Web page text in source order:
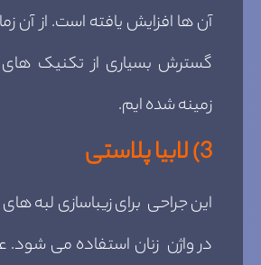
آن ها افزایش یافته است. از آن
گسترش بسیاری از تکنیک های
زمینه شده ایم.
3) لابیا پلاستی
این جراحی برای زیباسازی لبه
در واژن زنان استفاده می شود.